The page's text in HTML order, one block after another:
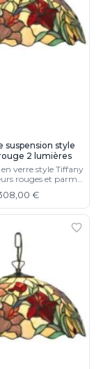
suspension style
2 lumières
en verre style Tiffany
rouges et parme
€